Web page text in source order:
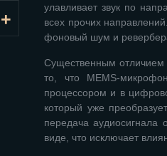
улавливает звук по
всех прочих
фоновый шум и
Существенным отличием
то, что MEMS-
процессором и в
который уже
передача
виде, что исключает